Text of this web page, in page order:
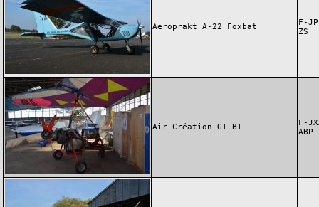
Aeroprakt A-22 Foxbat
F-
ZS
Air Création GT-BI
F-
ABP